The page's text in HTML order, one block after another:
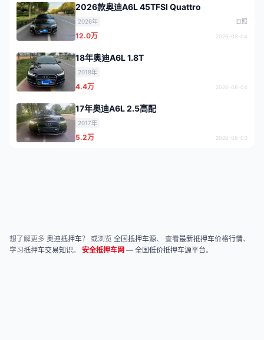
2026款奥迪A6L 45TFSI Quattro
2026年 日照
12.0万 2026-08-04
18年奥迪A6L 1.8T
2018年
4.4万 2026-08-04
17年奥迪A6L 2.5高配
2017年
5.2万 2026-08-03
想了解更多 奥迪抵押车？ 或浏览 全国抵押车源、 查看最新抵押车价格行情、
学习抵押车交易知识。 安全抵押车网 — 全国低价抵押车源平台。